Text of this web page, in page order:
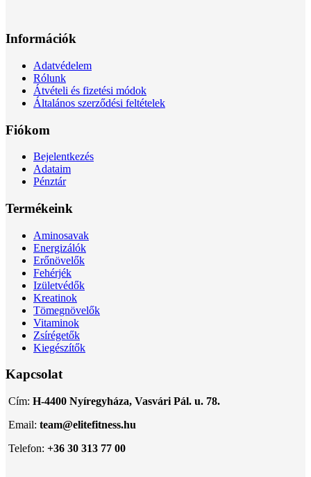
Információk
Adatvédelem
Rólunk
Átvételi és fizetési módok
Általános szerződési feltételek
Fiókom
Bejelentkezés
Adataim
Pénztár
Termékeink
Aminosavak
Energizálók
Erőnövelők
Fehérjék
Izületvédők
Kreatinok
Tömegnövelők
Vitaminok
Zsírégetők
Kiegészítők
Kapcsolat
Cím: H-4400 Nyíregyháza, Vasvári Pál. u. 78.
Email: team@elitefitness.hu
Telefon: +36 30 313 77 00